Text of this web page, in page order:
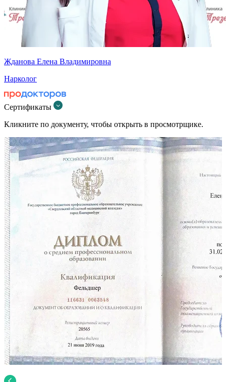
Жданова Елена Владимировна
Нарколог
Сертификаты
Кликните по документу, чтобы открыть в просмотрщике.